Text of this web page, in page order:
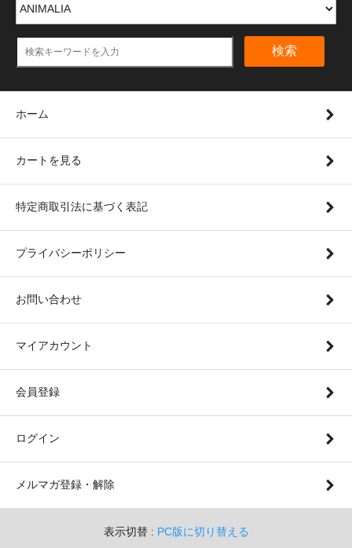
検索
ホーム
カートを見る
特定商取引法に基づく表記
プライバシーポリシー
お問い合わせ
マイアカウント
会員登録
ログイン
メルマガ登録・解除
表示切替 : PC版に切り替える